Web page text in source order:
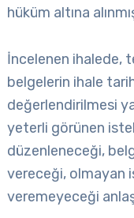
hüküm altına
İncelenen ihalede,
belgelerin ihale
değerlendirilmesi
yeterli görünen
düzenleneceği,
vereceği, olmayan
veremeyeceği